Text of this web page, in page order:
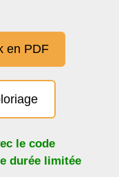
en PDF
le code
durée limitée